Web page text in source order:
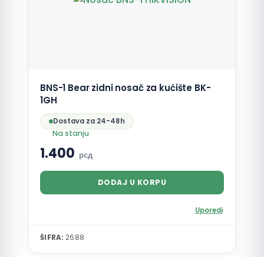
BNS-1 Bear zidni nosač za kućište BK-
1GH
Dostava za 24-48h
Na stanju
1.400 рсд
DODAJ U KORPU
Uporedi
ŠIFRA: 2688